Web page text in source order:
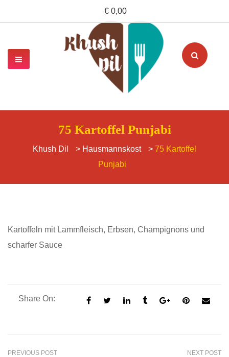
75 Kartoffel Punjabi
Khush Dil > Hausmannskost > 75 Kartoffel
Punjabi
Kartoffeln mit Lammfleisch, Erbsen, Champignons und
scharfer Sauce
Share On:
PREVIOUS POST NEXT POST
€ 0,00